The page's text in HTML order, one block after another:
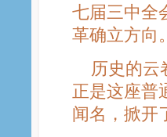
七届三中全
革确立方向。
历史的云
正是这座普
闻名，掀开